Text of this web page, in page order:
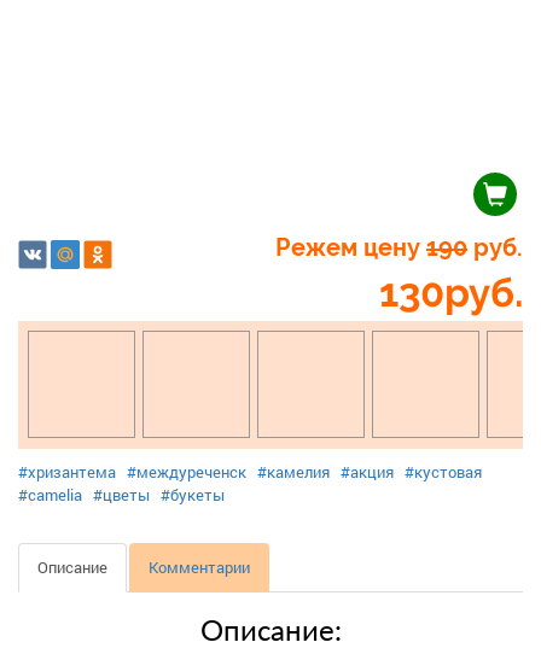
Режем цену 190 руб.
130руб.
#хризантема #междуреченск #камелия #акция #кустовая
#camelia #цветы #букеты
Описание Комментарии
Описание: